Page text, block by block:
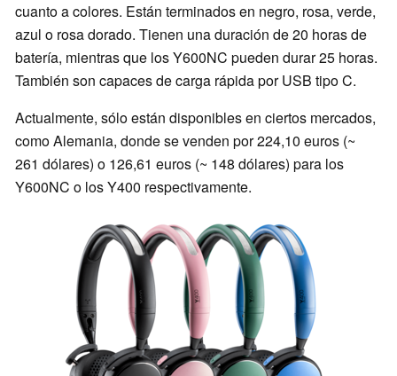
cuanto a colores. Están terminados en negro, rosa, verde,
azul o rosa dorado. Tienen una duración de 20 horas de
batería, mientras que los Y600NC pueden durar 25 horas.
También son capaces de carga rápida por USB tipo C.
Actualmente, sólo están disponibles en ciertos mercados,
como Alemania, donde se venden por 224,10 euros (~
261 dólares) o 126,61 euros (~ 148 dólares) para los
Y600NC o los Y400 respectivamente.